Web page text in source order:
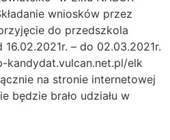
wniosków przez
do przedszkola
– do 02.03.2021r.
kandydat.vulcan.net.pl/elk
na stronie internetowej
będzie brało udziału w